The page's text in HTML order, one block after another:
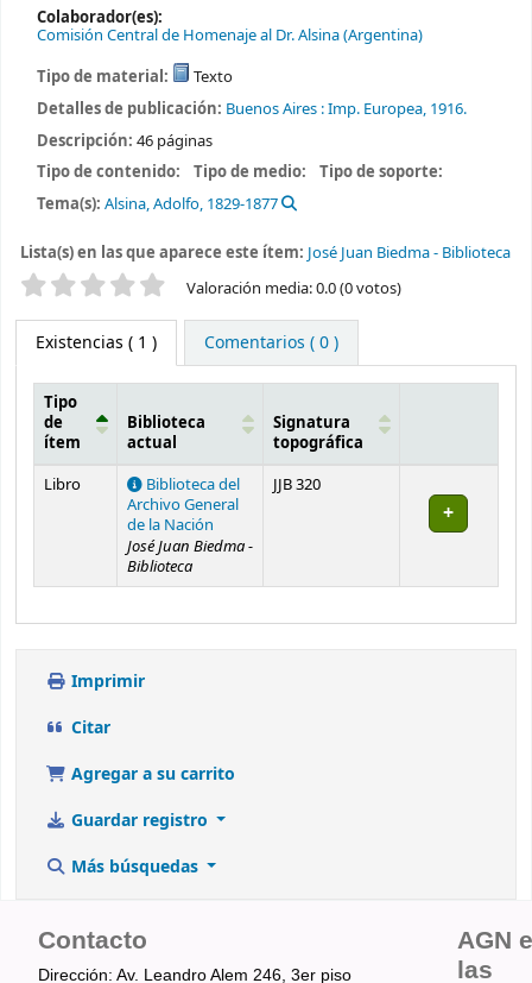
Colaborador(es):
Comisión Central de Homenaje al Dr. Alsina (Argentina)
Tipo de material:
Texto
Detalles de publicación: Buenos Aires :Imp. Europea, 1916.
Descripción: 46 páginas
Tipo de contenido:
Tipo de medio:
Tipo de soporte:
Tema(s): Alsina, Adolfo, 1829-1877
Lista(s) en las que aparece este ítem: José Juan Biedma - Biblioteca
Valoración Valoración media: 0.0 (0 votos)
Existencias ( 1 ) Comentarios ( 0 )
Existencias
Tipo
de
ítem
Biblioteca
actual
Signatura
topográfica
Libro
Biblioteca del
Archivo General
de la Nación
José Juan Biedma -
Biblioteca
JJB 320
Imprimir
Citar
Agregar a su carrito
Guardar registro
Más búsquedas
Contacto
Dirección: Av. Leandro Alem 246, 3er piso
AGN
las